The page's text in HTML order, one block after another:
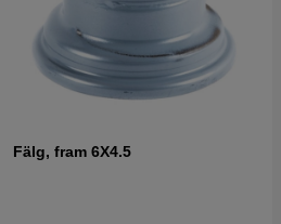
Fälg, fram 6X4.5